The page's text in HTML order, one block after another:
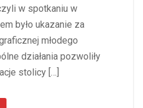
w spotkaniu w
było ukazanie za
młodego
działania pozwoliły
stolicy […]